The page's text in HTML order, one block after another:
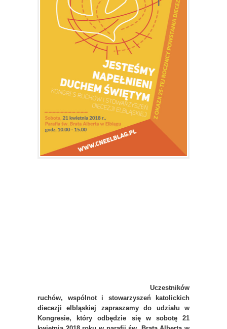
Uczestników
ruchów, wspólnot i stowarzyszeń katolickich
diecezji elbląskiej zapraszamy do udziału w
Kongresie, który odbędzie się w sobotę 21